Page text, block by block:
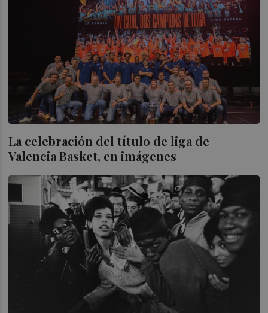
La celebración del título de liga de
Valencia Basket, en imágenes